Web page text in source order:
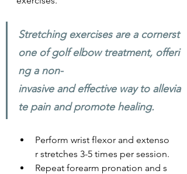
Stretching exercises are a cornerst
one of golf elbow treatment, offeri
ng a non-
invasive and effective way to allevia
te pain and promote healing.
Perform wrist flexor and extenso
r stretches 3-5 times per session.
Repeat forearm pronation and s